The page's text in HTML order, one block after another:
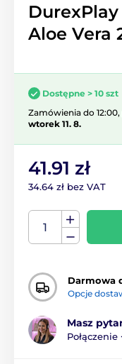
Aloe Vera
Dostępne > 10 szt
Zamówienia do
wtorek 11. 8.
41.91 zł
34.64 zł bez VAT
Darmowa
Opcje
Masz
Połączenie